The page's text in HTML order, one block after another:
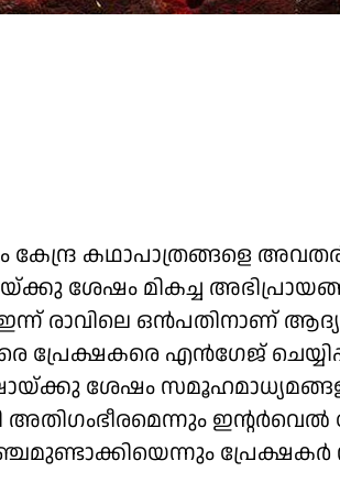
കഥാപാത്രങ്ങളെ
ശേഷം മികച്ച
രാവിലെ ഒൻപതിനാണ്
എൻഗേജ്
ശേഷം
ഇന്റർവെൽ